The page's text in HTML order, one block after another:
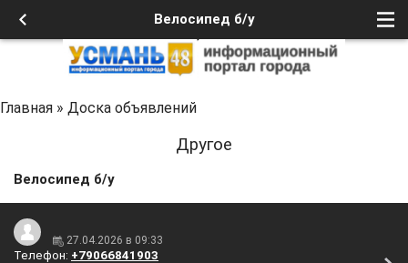
Велосипед б/у
Главная » Доска объявлений
Другое
Велосипед б/у
27.04.2026 в 09:33
Телефон: +79066841903